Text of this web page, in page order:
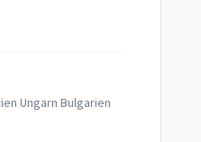
Ungarn Bulgarien